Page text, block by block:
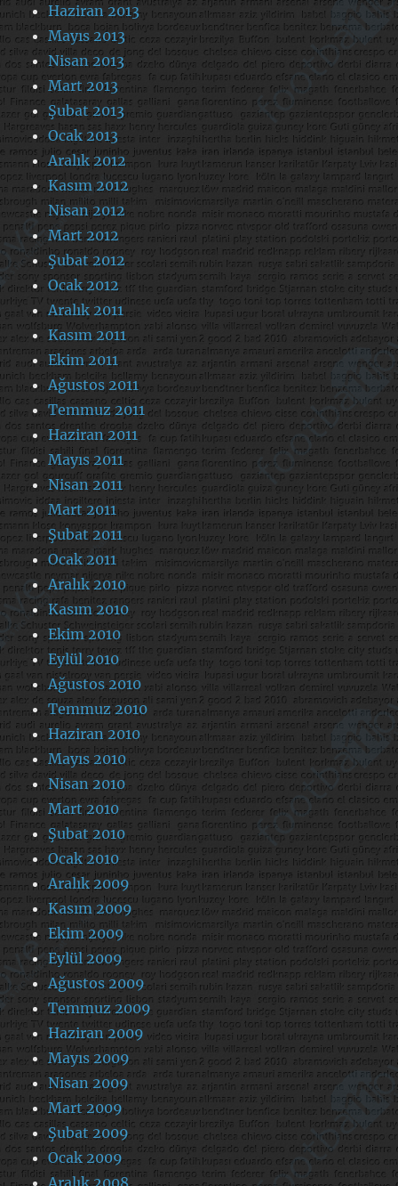
Haziran 2013
Mayıs 2013
Nisan 2013
Mart 2013
Şubat 2013
Ocak 2013
Aralık 2012
Kasım 2012
Nisan 2012
Mart 2012
Şubat 2012
Ocak 2012
Aralık 2011
Kasım 2011
Ekim 2011
Ağustos 2011
Temmuz 2011
Haziran 2011
Mayıs 2011
Nisan 2011
Mart 2011
Şubat 2011
Ocak 2011
Aralık 2010
Kasım 2010
Ekim 2010
Eylül 2010
Ağustos 2010
Temmuz 2010
Haziran 2010
Mayıs 2010
Nisan 2010
Mart 2010
Şubat 2010
Ocak 2010
Aralık 2009
Kasım 2009
Ekim 2009
Eylül 2009
Ağustos 2009
Temmuz 2009
Haziran 2009
Mayıs 2009
Nisan 2009
Mart 2009
Şubat 2009
Ocak 2009
Aralık 2008